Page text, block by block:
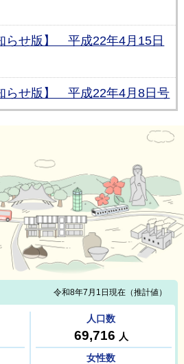
らせ版】 平成22年4月15日
らせ版】 平成22年4月8日号